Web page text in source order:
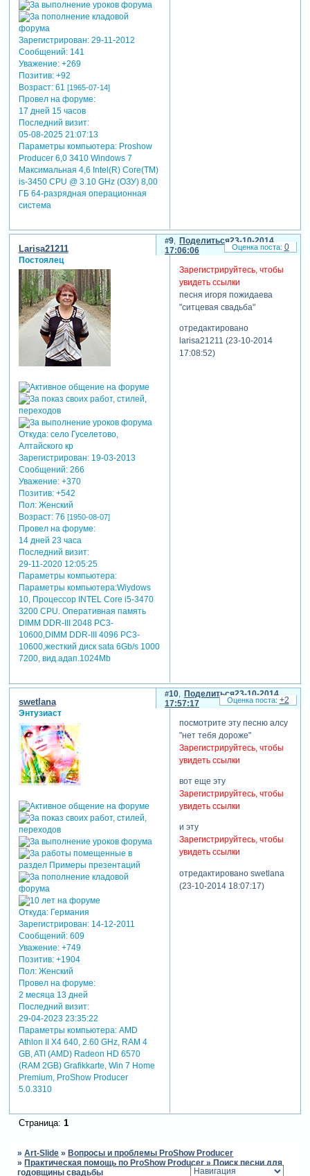
Зарегистрирован: 29-11-2012
Сообщений:141
Уважение: +269
Позитив: +92
Возраст:61 [1965-07-14]
Провел на форуме:
17 дней 15 часов
Последний визит:
05-08-2025 21:07:13
Параметры компьютера:Proshow
Producer 6,0 3410 Windows 7
Максимальная 4,6 Intel(R) Core(TM)
is-3450 CPU @ 3.10 GHz (ОЗУ) 8,00
ГБ 64-разрядная операционная
система
Поделиться
9
23-10-2014
17:06:06
Larisa21211
Постоялец
Откуда:село Гуселетово,
Алтайского кр
Зарегистрирован: 19-03-2013
Сообщений:266
Уважение: +370
Позитив: +542
Пол:Женский
Возраст:76 [1950-08-07]
Провел на форуме:
14 дней 23 часа
Последний визит:
29-11-2020 12:05:25
Параметры компьютера:
Параметры компьютера:Wiydows
10, Процессор INTEL Core i5-3470
3200 CРU. Оперативная память
DIMM DDR-III 2048 РC3-
10600,DIMM DDR-III 4096 РC3-
10600,жесткий диск sata 6Gb/s 1000
7200, вид.адап.1024Mb
Зарегистрируйтесь, чтобы
увидеть ссылки
песня игоря пожидаева
"ситцевая свадьба"
отредактировано
larisa21211 (23-10-2014
17:08:52)
0
Поделиться
10
23-10-2014
17:57:17
swetlana
Энтузиаст
Откуда:Германия
Зарегистрирован: 14-12-2011
Сообщений:609
Уважение: +749
Позитив: +1904
Пол:Женский
Провел на форуме:
2 месяца 13 дней
Последний визит:
29-04-2023 23:35:22
Параметры компьютера:AMD
Athlon II X4 640, 2.60 GHz, RAM 4
GB, ATI (AMD) Radeon HD 6570
(RAM 2GB) Grafikkarte, Win 7 Home
Premium, ProShow Producer
5.0.3310
посмотрите эту песню алсу
"нет тебя дороже"
Зарегистрируйтесь, чтобы
увидеть ссылки
вот еще эту
Зарегистрируйтесь, чтобы
увидеть ссылки
и эту
Зарегистрируйтесь, чтобы
увидеть ссылки
отредактировано swetlana
(23-10-2014 18:07:17)
+2
Страница: 1
»Art-Slide »Вопросы и проблемы ProShow Producer
»Практическая помощь по ProShow Producer »Поиск песни для
годовщины свадьбы